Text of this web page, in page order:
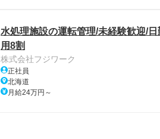
水処理施設の運転管理/未経験歓迎/
用8割
株式会社フジワーク
正社員
北海道
月給24万円～